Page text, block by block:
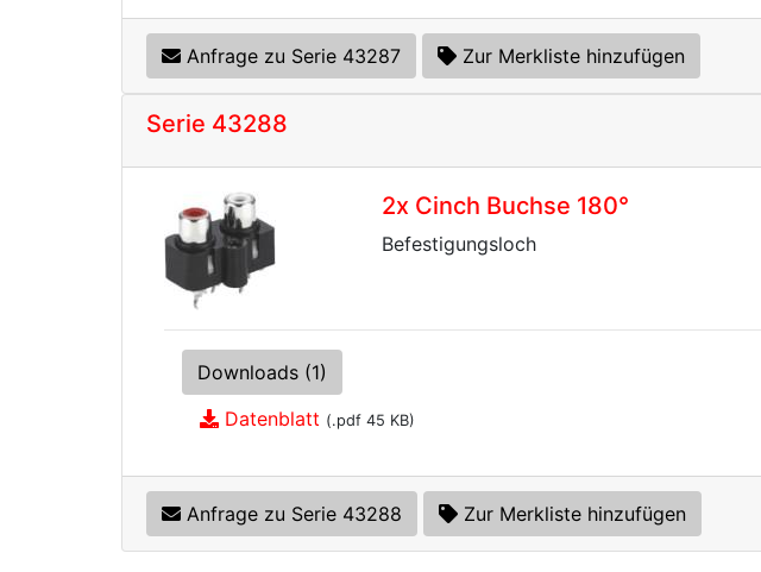
Anfrage zu Serie 43287 Zur Merkliste hinzufügen
Serie 43288
2x Cinch Buchse 180°
Befestigungsloch
Downloads (1)
Datenblatt (.pdf 45 KB)
Anfrage zu Serie 43288 Zur Merkliste hinzufügen